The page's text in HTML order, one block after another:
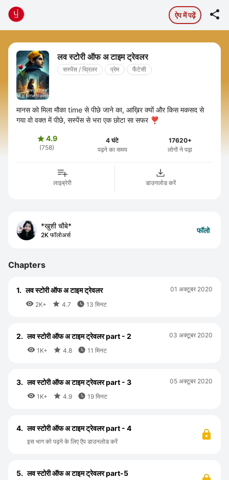
ऐप में पढ़ें 
लव स्टोरी ऑफ अ टाइम ट्रेवलर
सस्पेंस / थ्रिलर प्रेम फैंटेसी
मानस को मिला मौका time से पीछे जाने का, आख़िर क्यों और किस मकसद से
गया वो वक्त में पीछे, सस्पेंस से भरा एक छोटा सा सफर ❣️
4.9
(758)
4 घंटे
पढ़ने का समय
17620+
लोगों ने पढ़ा
लाइब्रेरी डाउनलोड करें
*खुशी चौबे*
2K फॉलोअर्स
फॉलो
Chapters
1. लव स्टोरी ऑफ अ टाइम ट्रेवलर
 2K+  4.7  13 मिनट
01 अक्टूबर 2020
2. लव स्टोरी ऑफ अ टाइम ट्रेवलर part - 2
 1K+  4.8  11 मिनट
03 अक्टूबर 2020
3. लव स्टोरी ऑफ अ टाइम ट्रेवलर part - 3
 1K+  4.9  19 मिनट
05 अक्टूबर 2020
4. लव स्टोरी ऑफ अ टाइम ट्रेवलर part - 4
इस भाग को पढ़ने के लिए ऍप डाउनलोड करें
5. लव स्टोरी ऑफ अ टाइम ट्रेवलर part-5